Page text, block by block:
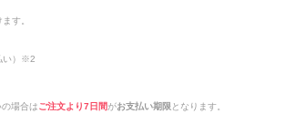
す。
い）※2
場合はご注文より7日間がお支払い期限 となります。